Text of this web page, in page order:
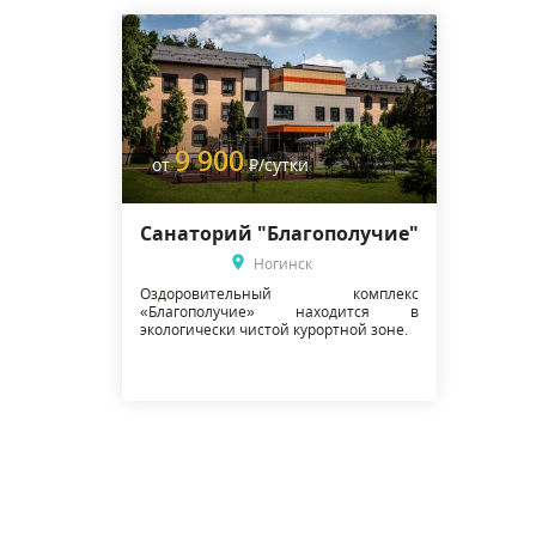
от9 900 Р/сутки
Санаторий "Благополучие"
Ногинск
Оздоровительный комплекс
«Благополучие» находится в
экологически чистой курортной зоне.